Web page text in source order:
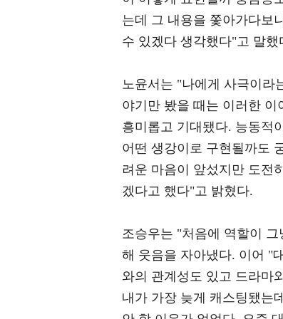
는데 그 내용을 쫓아가다보
수 있겠다 생각했다"고 말했
노윤서는 "나에게 사극이라
야기만 봤을 때는 이러한 이
흥미롭고 기대됐다. 능동적
어떤 생강이로 구현될까도
려운 마음이 앞섰지만 도전
겠다고 했다"고 밝혔다.
조승우는 "처음에 역할이
해 웃음을 자아냈다. 이어 "
와의 관계성도 있고 드라마
내가 가장 늦게 캐스팅됐는